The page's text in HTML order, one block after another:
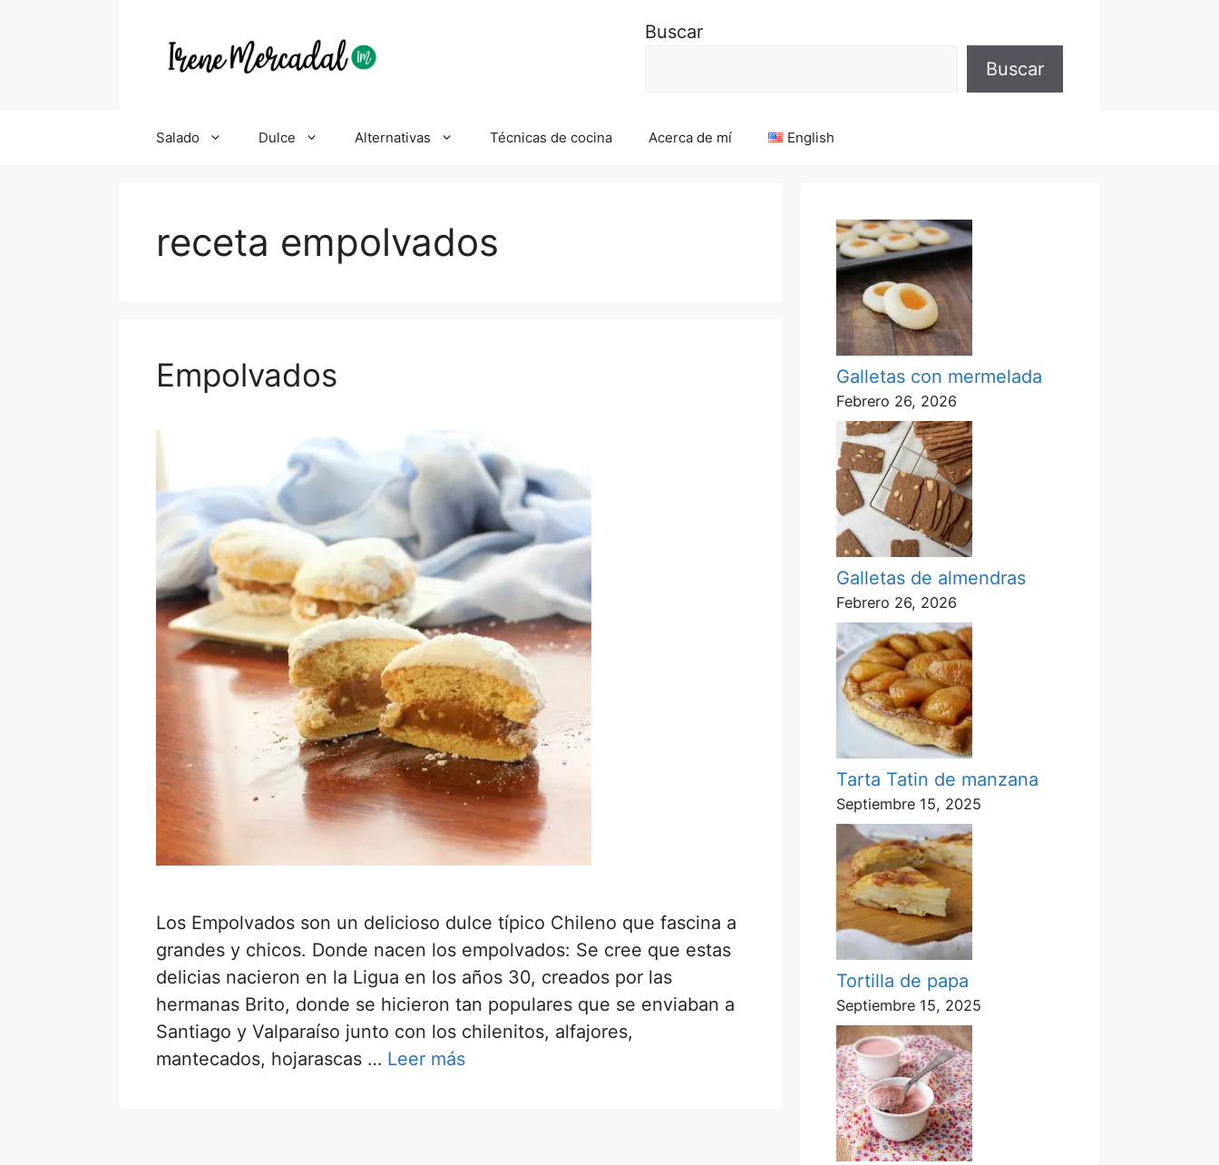
Buscar
Buscar
Salado Dulce Alternativas Técnicas de cocina Acerca de mí English
receta empolvados
Empolvados
Los Empolvados son un delicioso dulce típico Chileno que fascina a
grandes y chicos. Donde nacen los empolvados: Se cree que estas
delicias nacieron en la Ligua en los años 30, creados por las
hermanas Brito, donde se hicieron tan populares que se enviaban a
Santiago y Valparaíso junto con los chilenitos, alfajores,
mantecados, hojarascas … Leer más
Galletas con mermelada
Febrero 26, 2026
Galletas de almendras
Febrero 26, 2026
Tarta Tatin de manzana
Septiembre 15, 2025
Tortilla de papa
Septiembre 15, 2025